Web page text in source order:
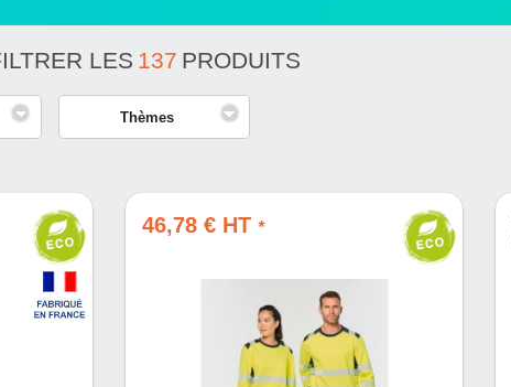
LES 137 PRODUITS
Thèmes
46,78 € HT *